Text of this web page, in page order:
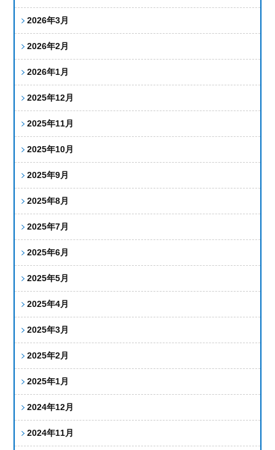
2026年3月
2026年2月
2026年1月
2025年12月
2025年11月
2025年10月
2025年9月
2025年8月
2025年7月
2025年6月
2025年5月
2025年4月
2025年3月
2025年2月
2025年1月
2024年12月
2024年11月